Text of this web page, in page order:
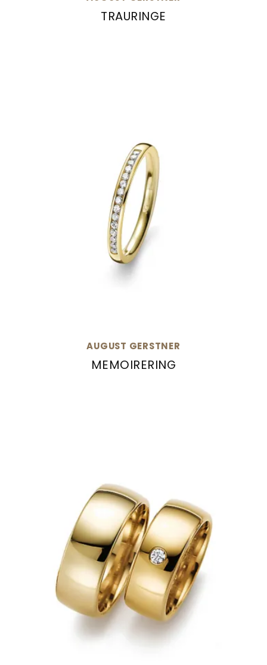
TRAURINGE
AUGUST GERSTNER
MEMOIRERING